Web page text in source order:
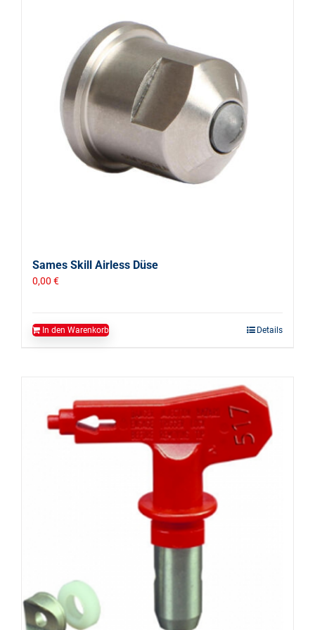
Sames Skill Airless Düse
0,00 €
In den Warenkorb Details